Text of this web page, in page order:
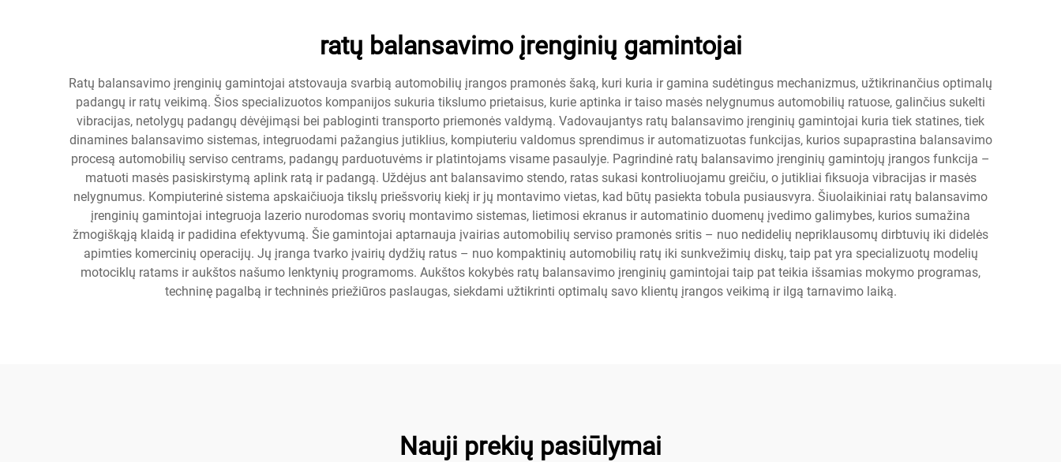
ratų balansavimo įrenginių gamintojai
Ratų balansavimo įrenginių gamintojai atstovauja svarbią automobilių įrangos pramonės šaką, kuri kuria ir gamina sudėtingus mechanizmus, užtikrinančius optimalų
padangų ir ratų veikimą. Šios specializuotos kompanijos sukuria tikslumo prietaisus, kurie aptinka ir taiso masės nelygnumus automobilių ratuose, galinčius sukelti
vibracijas, netolygų padangų dėvėjimąsi bei pabloginti transporto priemonės valdymą. Vadovaujantys ratų balansavimo įrenginių gamintojai kuria tiek statines, tiek
dinamines balansavimo sistemas, integruodami pažangius jutiklius, kompiuteriu valdomus sprendimus ir automatizuotas funkcijas, kurios supaprastina balansavimo
procesą automobilių serviso centrams, padangų parduotuvėms ir platintojams visame pasaulyje. Pagrindinė ratų balansavimo įrenginių gamintojų įrangos funkcija –
matuoti masės pasiskirstymą aplink ratą ir padangą. Uždėjus ant balansavimo stendo, ratas sukasi kontroliuojamu greičiu, o jutikliai fiksuoja vibracijas ir masės
nelygnumus. Kompiuterinė sistema apskaičiuoja tikslų priešsvorių kiekį ir jų montavimo vietas, kad būtų pasiekta tobula pusiausvyra. Šiuolaikiniai ratų balansavimo
įrenginių gamintojai integruoja lazerio nurodomas svorių montavimo sistemas, lietimosi ekranus ir automatinio duomenų įvedimo galimybes, kurios sumažina
žmogiškąją klaidą ir padidina efektyvumą. Šie gamintojai aptarnauja įvairias automobilių serviso pramonės sritis – nuo nedidelių nepriklausomų dirbtuvių iki didelės
apimties komercinių operacijų. Jų įranga tvarko įvairių dydžių ratus – nuo kompaktinių automobilių ratų iki sunkvežimių diskų, taip pat yra specializuotų modelių
motociklų ratams ir aukštos našumo lenktynių programoms. Aukštos kokybės ratų balansavimo įrenginių gamintojai taip pat teikia išsamias mokymo programas,
techninę pagalbą ir techninės priežiūros paslaugas, siekdami užtikrinti optimalų savo klientų įrangos veikimą ir ilgą tarnavimo laiką.
Nauji prekių pasiūlymai